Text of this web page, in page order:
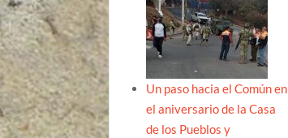
Un paso hacia el Común en
el aniversario de la Casa
de los Pueblos y